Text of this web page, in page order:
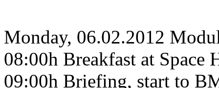
Monday, 06.02.2012
08:00h Breakfast at Space
09:00h Briefing, start to